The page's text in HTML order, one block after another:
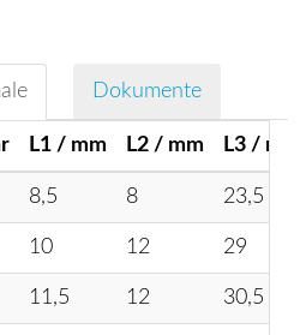
Dokumente
L1 / mm L2 / mm L3 / mm
8,5 8 23,5
10 12 29
11,5 12 30,5